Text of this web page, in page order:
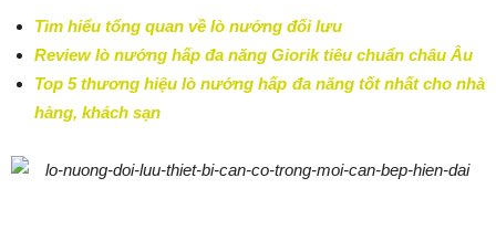
Tìm hiểu tổng quan về lò nướng đối lưu
Review lò nướng hấp đa năng Giorik tiêu chuẩn châu Âu
Top 5 thương hiệu lò nướng hấp đa năng tốt nhất cho nhà
hàng, khách sạn